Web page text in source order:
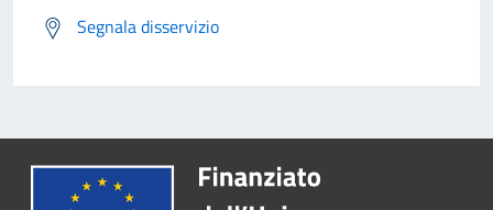
Segnala disservizio